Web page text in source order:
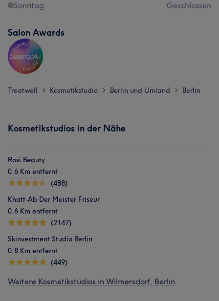
Sonntag
Geschlossen
Salon Awards
Treatwell > Kosmetikstudio > Berlin und Umland > Berlin
Kosmetikstudios in der Nähe
Rosi Beauty
0,6 Km entfernt
(488)
Khatt-Ab Der Meister Friseur
0,6 Km entfernt
(2147)
Skinvestment Studio Berlin
0,8 Km entfernt
(449)
Weitere Kosmetikstudios in Wilmersdorf, Berlin